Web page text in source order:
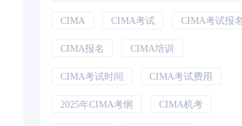
CIMA CIMA考试 CIMA考试报
CIMA报名 CIMA培训
CIMA考试时间 CIMA考试费用
2025年CIMA考纲 CIMA机考